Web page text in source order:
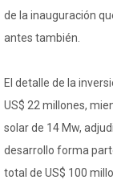
de la inauguración
antes también.
El detalle de la
US$ 22 millones,
solar de 14 Mw,
desarrollo forma
total de US$ 100